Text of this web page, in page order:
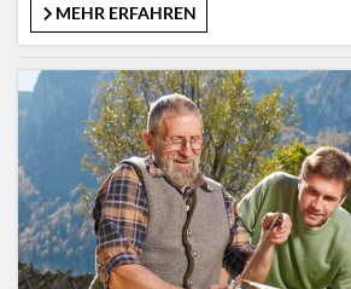
von Abtenau mit anschließendem
wurde dann der Bauernherbst offiziell mit
große…
MEHR ERFAHREN